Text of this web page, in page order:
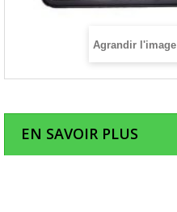
Agrandir l'image
EN SAVOIR PLUS